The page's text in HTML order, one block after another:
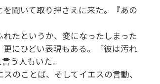
聞いて取り押さえに来た。『あの
たというか、変になったしまった
にひどい表現もある。「彼は汚れ
言う人もいた。
のことば、そしてイエスの言動、